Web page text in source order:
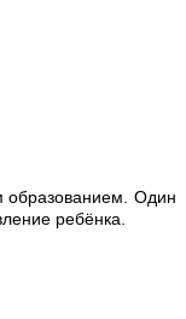
образованием. Один
ребёнка.